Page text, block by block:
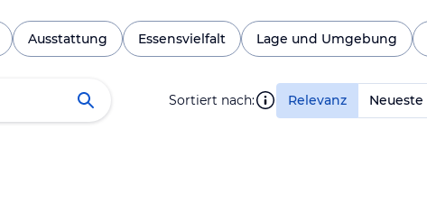
Ausstattung Essensvielfalt Lage und Umgebung
Sortiert nach: Relevanz Neueste